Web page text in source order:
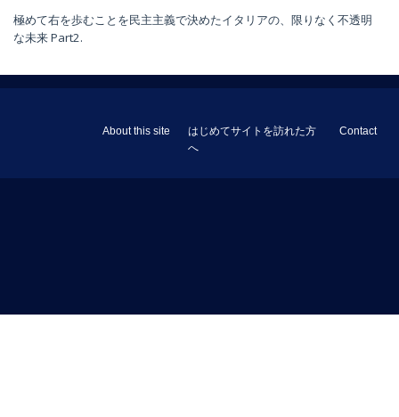
極めて右を歩むことを民主主義で決めたイタリアの、限りなく不透明
な未来 Part2.
About this site
はじめてサイトを訪れた方
へ
Contact